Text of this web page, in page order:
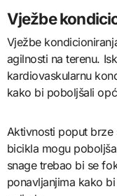
Vježbe
Vježbe
agilnosti na terenu.
kardiovaskularnu
kako bi poboljšali
Aktivnosti poput brze
bicikla mogu
snage trebao bi se
ponavljanjima kako